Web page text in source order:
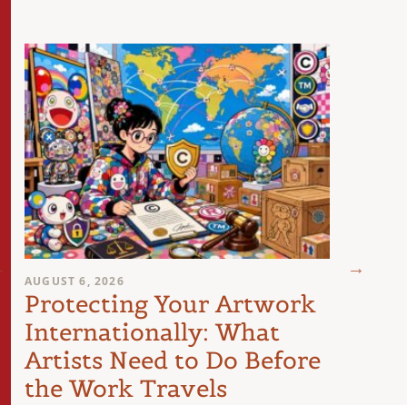
AUGUST 6, 2026
Protecting Your Artwork
Internationally: What
Artists Need to Do Before
the Work Travels